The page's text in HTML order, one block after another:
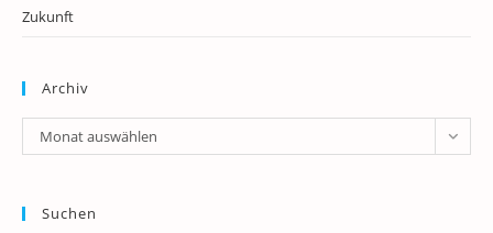
Zukunft
Archiv
Archiv
Monat auswählen
Suchen